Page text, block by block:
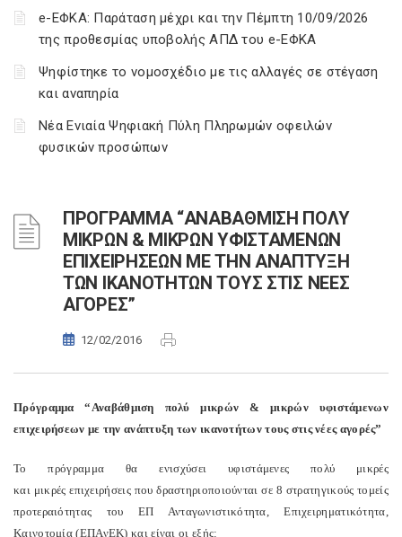
e-ΕΦΚΑ: Παράταση μέχρι και την Πέμπτη 10/09/2026
της προθεσμίας υποβολής ΑΠΔ του e-ΕΦΚΑ
Ψηφίστηκε το νομοσχέδιο με τις αλλαγές σε στέγαση
και αναπηρία
Νέα Ενιαία Ψηφιακή Πύλη Πληρωμών οφειλών
φυσικών προσώπων
ΠΡΟΓΡΑΜΜΑ “ΑΝΑΒΑΘΜΙΣΗ ΠΟΛΥ
ΜΙΚΡΩΝ & ΜΙΚΡΩΝ ΥΦΙΣΤΑΜΕΝΩΝ
ΕΠΙΧΕΙΡΗΣΕΩΝ ΜΕ ΤΗΝ ΑΝΑΠΤΥΞΗ
ΤΩΝ ΙΚΑΝΟΤΗΤΩΝ ΤΟΥΣ ΣΤΙΣ ΝΕΕΣ
ΑΓΟΡΕΣ”
12/02/2016
Πρόγραμμα “Αναβάθμιση πολύ μικρών & μικρών υφιστάμενων
επιχειρήσεων με την ανάπτυξη των ικανοτήτων τους στις νέες αγορές”
Το πρόγραμμα θα ενισχύσει
υφιστάμενες πολύ μικρές
και μικρές επιχειρήσεις που δραστηριοποιούνται σε 8 στρατηγικούς τομείς
προτεραιότητας του ΕΠ Ανταγωνιστικότητα, Επιχειρηματικότητα,
Καινοτομία (ΕΠΑνΕΚ) και είναι οι εξής: